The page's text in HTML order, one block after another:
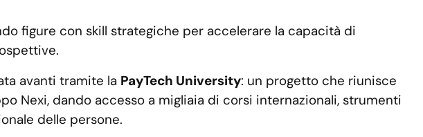
figure con skill strategiche per accelerare la capacità di
avanti tramite la PayTech University: un progetto che riunisce
Nexi, dando accesso a migliaia di corsi internazionali, strumenti
delle persone.